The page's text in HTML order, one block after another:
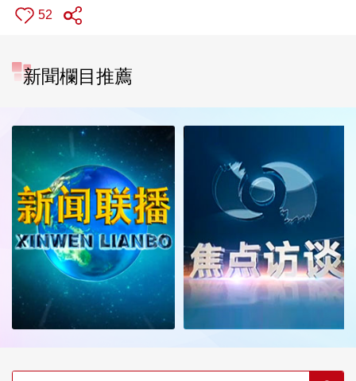
52
新聞欄目推薦